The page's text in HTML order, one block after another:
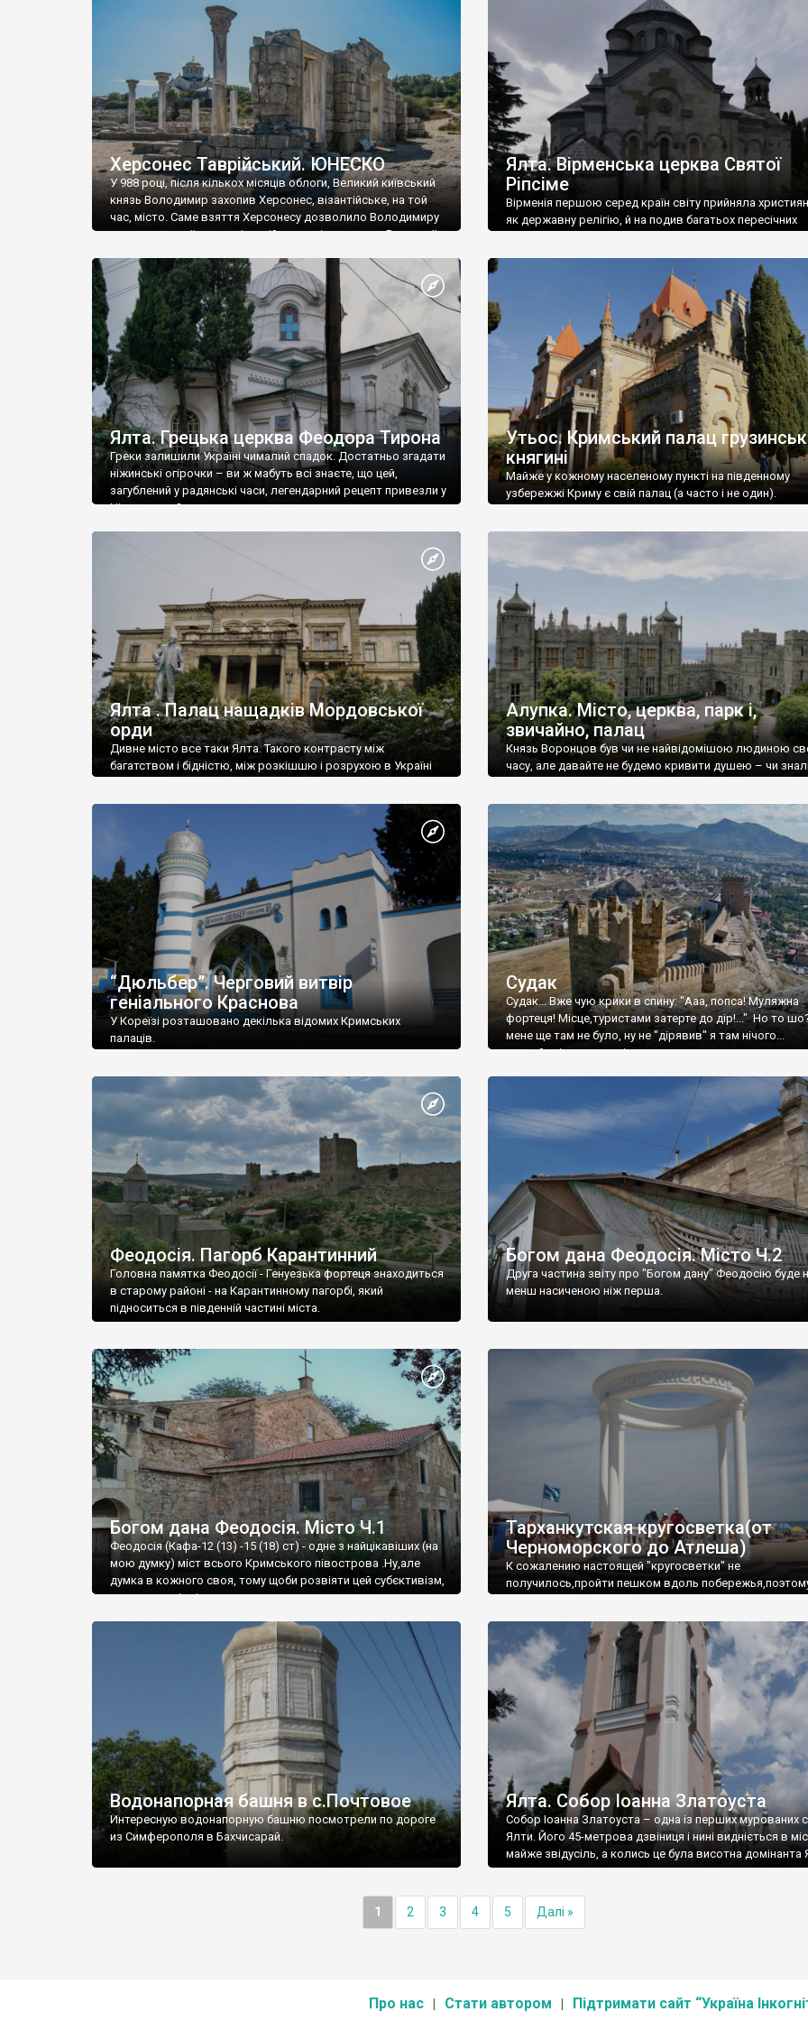
візантійської доби. Раритети викрадені з фондів об’єкту
культурної спадщини ЮНЕСКО «Херсонеса Таврійського».
Офіційно – на виставку «Золото Візантії», але експерти та
влада в Україні вважають це лише […]
називаються «повстяками» (postaki)…” “Вино. Крим
виробляє відмінне вино і його вдосталь: воно все
легке біле і дуже […]
Херсонес Таврійський. ЮНЕСКО
У 988 році, після кількох місяців облоги, Великий київський
князь Володимир захопив Херсонес, візантійське, на той
час, місто. Саме взяття Херсонесу дозволило Володимиру
диктувати свої умови візантійському імператору Василю ІІ,
Херсонесі Володимир-язичник, став Василем-
християнином. А потім було Хрещення Русі. На честь
Херсонесу Таврійського названо місто […]
Ялта. Вірменська церква Святої
Ріпсіме
Вірменія першою серед країн світу прийняла
як державну релігію, й на подив багатьох пересічних
Ялта. Грецька церква Феодора Тирона
Греки залишили Україні чималий спадок. Достатньо згадати
ніжинські огірочки – ви ж мабуть всі знаєте, що цей,
загублений у радянські часи, легендарний рецепт привезли у
Ніжин греки?
Утьос. Кримський палац
княгині
Майже у кожному населеному пункті на південному
узбережжі Криму є свій палац (а часто і не один).
Ялта . Палац нащадків Мордовської
орди
Дивне місто все таки Ялта. Такого контрасту між
багатством і бідністю, між розкішшю і розрухою в Україні
Алупка. Місто, церква, парк і,
звичайно, палац
Князь Воронцов був чи не найвідомішою людиною
часу, але давайте не будемо кривити душею – чи
“Дюльбер”. Черговий витвір
геніального Краснова
У Кореїзі розташовано декілька відомих Кримських
палаців.
Судак
Судак... Вже чую крики в спину: "Ааа, попса! Муляжна
фортеця! Місце,туристами затерте до дір!..." Но то
мене ще там не було, ну не "дірявив" я там нічого...
принаймні до цього літа.
Феодосія. Пагорб Карантинний
Головна памятка Феодосії - Генуезька фортеця знаходиться
в старому районі - на Карантинному пагорбі, який
підноситься в південній частині міста.
Богом дана Феодосія. Місто Ч.2
Друга частина звіту про "Богом дану" Феодосію буде
менш насиченою ніж перша.
Богом дана Феодосія. Місто Ч.1
Феодосія (Кафа-12 (13) -15 (18) ст) - одне з найцікавіших (на
мою думку) міст всього Кримського півострова .Ну,але
думка в кожного своя, тому щоби розвіяти цей субєктивізм,
запрошую відвідати це
Тарханкутская кругосветка(от
Черноморского до Атлеша)
К сожалению настоящей "кругосветки" не
получилось,пройти пешком вдоль
Водонапорная башня в с.Почтовое
Интересную водонапорную башню посмотрели по дороге
из Симферополя в Бахчисарай.
Ялта. Собор Іоанна Златоуста
Собор Іоанна Златоуста – одна із перших мурованих
Ялти. Його 45-метрова дзвіниця і нині видніється в
майже звідусіль, а колись це була висотна домінанта
1 2 3 4 5 Далі »
Про нас Стати автором Підтримати сайт “Україна